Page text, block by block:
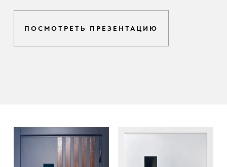
ПОСМОТРЕТЬ ПРЕЗЕНТАЦИЮ